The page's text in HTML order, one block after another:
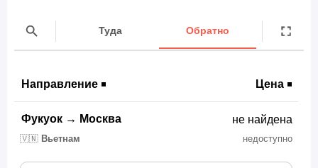
Туда Обратно
Направление Цена
Фукуок → Москва
🇻🇳 Вьетнам недоступно
не найдена